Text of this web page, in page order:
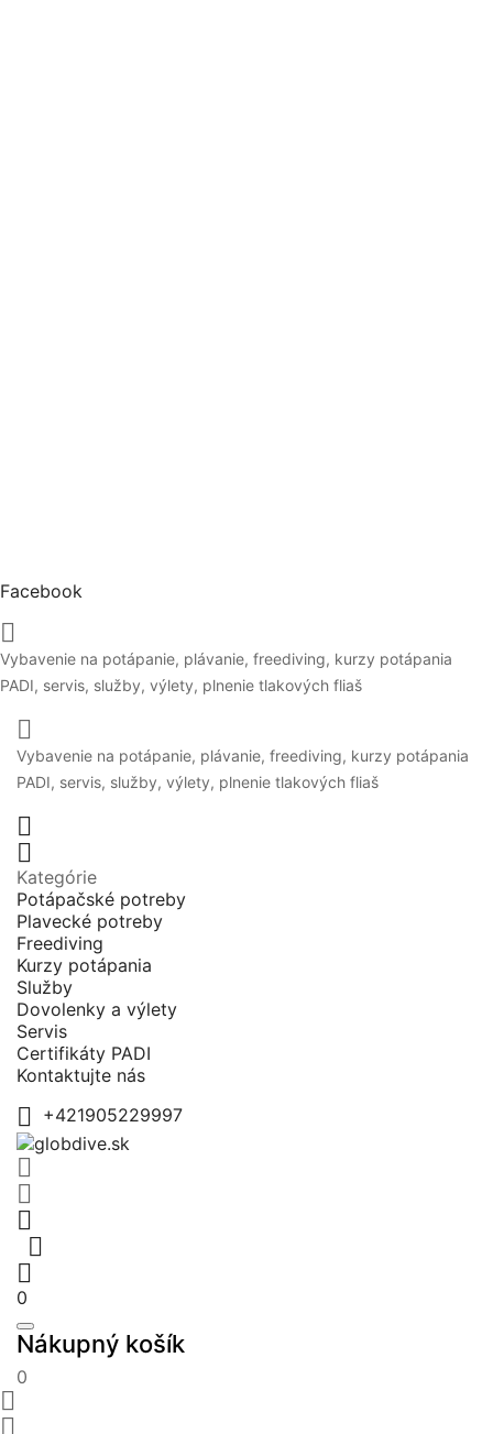
Facebook

Vybavenie na potápanie, plávanie, freediving, kurzy potápania
PADI, servis, služby, výlety, plnenie tlakových fliaš

Vybavenie na potápanie, plávanie, freediving, kurzy potápania
PADI, servis, služby, výlety, plnenie tlakových fliaš


Kategórie
Potápačské potreby
Plavecké potreby
Freediving
Kurzy potápania
Služby
Dovolenky a výlety
Servis
Certifikáty PADI
Kontaktujte nás
 +421905229997





0
Nákupný košík
0

